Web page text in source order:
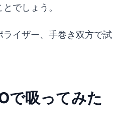
でしょう。
イザー、手巻き双方で試
で吸ってみた